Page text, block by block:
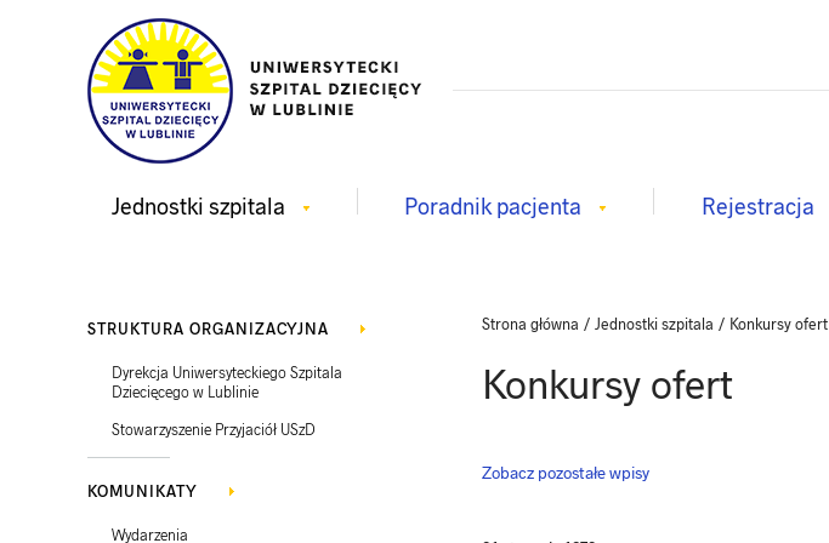
Jednostki szpitala Poradnik pacjenta Rejestracja
STRUKTURA ORGANIZACYJNA
Dyrekcja Uniwersyteckiego Szpitala
Dziecięcego w Lublinie
Stowarzyszenie Przyjaciół USzD
KOMUNIKATY
Wydarzenia
Strona główna / Jednostki szpitala / Konkursy ofert
Konkursy ofert
Zobacz pozostałe wpisy